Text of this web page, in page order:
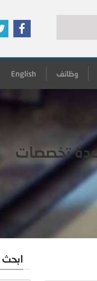
وظائف English
عدة تخصصات
ابحث